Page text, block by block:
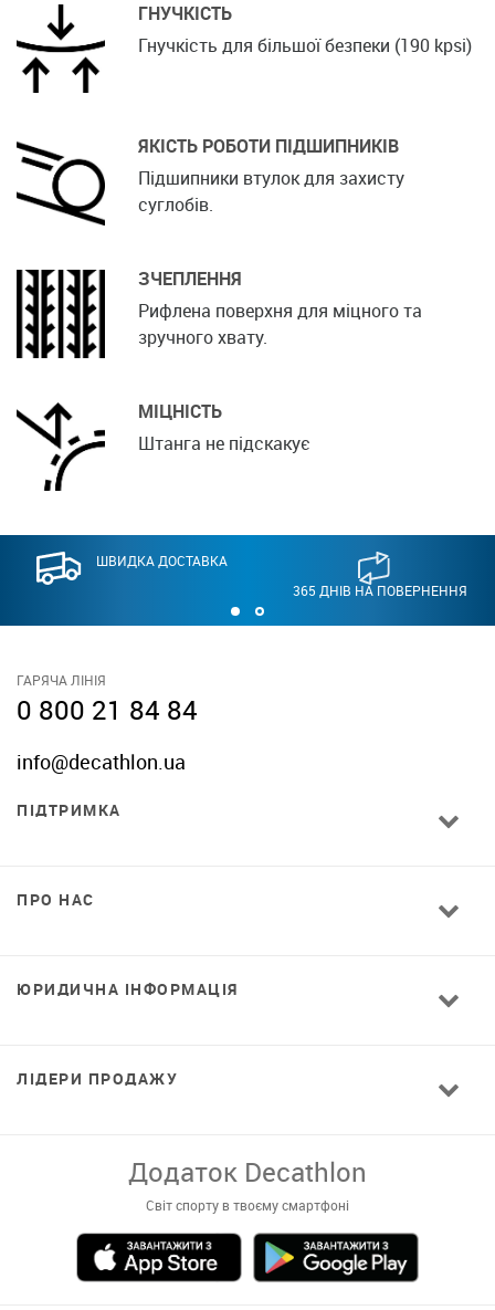
ГНУЧКІСТЬ
Гнучкість для більшої безпеки (190 kpsi)
ЯКІСТЬ РОБОТИ ПІДШИПНИКІВ
Підшипники втулок для захисту
суглобів.
ЗЧЕПЛЕННЯ
Рифлена поверхня для міцного та
зручного хвату.
МІЦНІСТЬ
Штанга не підскакує
ШВИДКА ДОСТАВКА
365 ДНІВ НА ПОВЕРНЕННЯ
ГАРЯЧА ЛІНІЯ
0 800 21 84 84
info@decathlon.ua
ПІДТРИМКА
ПРО НАС
ЮРИДИЧНА ІНФОРМАЦІЯ
ЛІДЕРИ ПРОДАЖУ
Додаток Decathlon
Світ спорту в твоєму смартфоні